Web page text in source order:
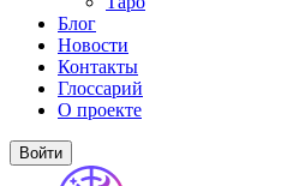
Блог
Новости
Контакты
Глоссарий
О проекте
Войти